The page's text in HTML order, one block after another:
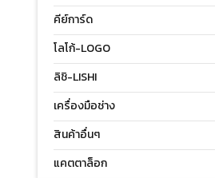
คีย์การ์ด
โลโก้-LOGO
ลิชิ-LISHI
เครื่องมือช่าง
สินค้าอื่นๆ
แคตตาล็อก